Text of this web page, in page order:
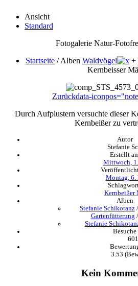
Ansicht
Standard
Fotogalerie Natur-
Startseite / Alben Waldvögel +
Kernbeisser
Zurückdata-
Durch Aufplustern versuchte dieser
Kernbeißer zu
Autor
Stefanie
Erstellt
Mittwoch,
Montag, 6.
Kernbeißer
Alben
Stefanie Schikotanz/
Gartenfütterung /
Stefanie
Besuche
3.53
Kein